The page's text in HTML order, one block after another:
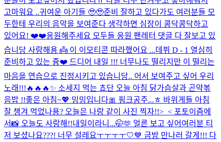
고마워요 ..귀여운 아기들 🥹🥹준비 잘하고 있다가도 여러분들 모
두한테 우리의 음악을 보여준다 생각하면 심장이 콩닥콩닥하고
있어요! ❤️❤️응원해주세요 모두들 응원 팬레터 댓글 다 잘보고 있
습니당 사랑해용 👼 이 이모티콘 따라했어요 ...데뷔 D - 1 열심히
준비하고 있는 즁❤️ 드디어 내일 !!! 너무나도 떨리지만 이 떨리는
마음을 연습으로 진정시키고 있습니당.. 어서 보여주고 싶어 우리
노래!!!🔥🔥🔥✨ 소세지 먹는 쵸단 오늘 아침 닭가슴살과 곤약볶
음밥 !!좋은 아침~💖 밍밍입니다🎀 핑크공주...ㅎ 바위게들 아침
잘 챙겨 먹었나용? 오늘은 나랑 같이 사진 찍자!!>_< 포토이즘에
서📸 오늘도 사랑해!!내일이라니...🤭🫶 얼른 보고 싶어 여러분 티
저 보셨나요???! 너무 설레요ㅜㅜㅜㅜ🤍💙 금방 만나러 갈게!!! 다